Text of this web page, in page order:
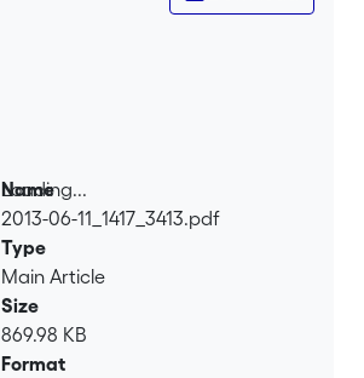
Loading...
Loading...
Name
2013-06-11_1417_3413.pdf
Type
Main Article
Size
869.98 KB
Format